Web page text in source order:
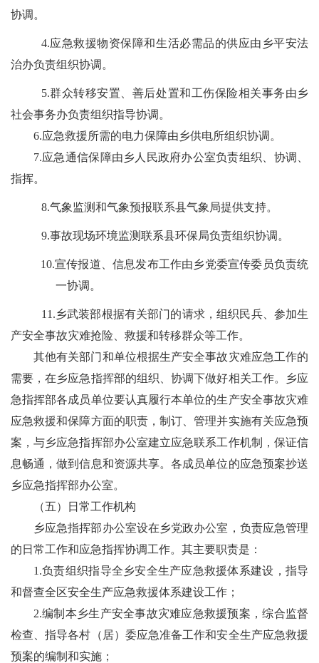
协调。
4.应急救援物资保障和生活必需品的供应由乡平安法
治办负责组织协调。
5.群众转移安置、善后处置和工伤保险相关事务由乡
社会事务办负责组织指导协调。
6.应急救援所需的电力保障由乡供电所组织协调。
7.应急通信保障由乡人民政府办公室负责组织、协调、
指挥。
8.气象监测和气象预报联系县气象局提供支持。
9.事故现场环境监测联系县环保局负责组织协调 。
10.宣传报道、信息发布工作由乡党委宣传委员负责统
一协调。
11.乡武装部根据有关部门的请求，组织民兵、参加生
产安全事故灾难抢险、救援和转移群众等工作。
其他有关部门和单位根据生产安全事故灾难应急工作的
需要，在乡应急指挥部的组织、协调下做好相关工作。乡应
急指挥部各成员单位要认真履行本单位的生产安全事故灾难
应急救援和保障方面的职责，制订、管理并实施有关应急预
案，与乡应急指挥部办公室建立应急联系工作机制，保证信
息畅通，做到信息和资源共享。各成员单位的应急预案抄送
乡应急指挥部办公室。
（五）
日常工作机构
乡应急指挥部办公室设在乡党政办公室，负责应急管理
的日常工作和应急指挥协调工作。其主要职责是：
1.负责组织指导全乡安全生产应急救援体系建设，指导
和督查全区安全生产应急救援体系建设工作；
2.编制本乡生产安全事故灾难应急救援预案，综合监督
检查、指导各村（居）委应急准备工作和安全生产应急救援
预案的编制和实施；